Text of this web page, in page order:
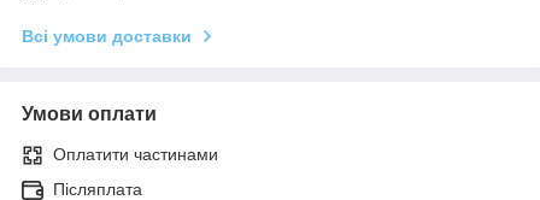
Всі умови доставки
Умови оплати
Оплатити частинами
Післяплата